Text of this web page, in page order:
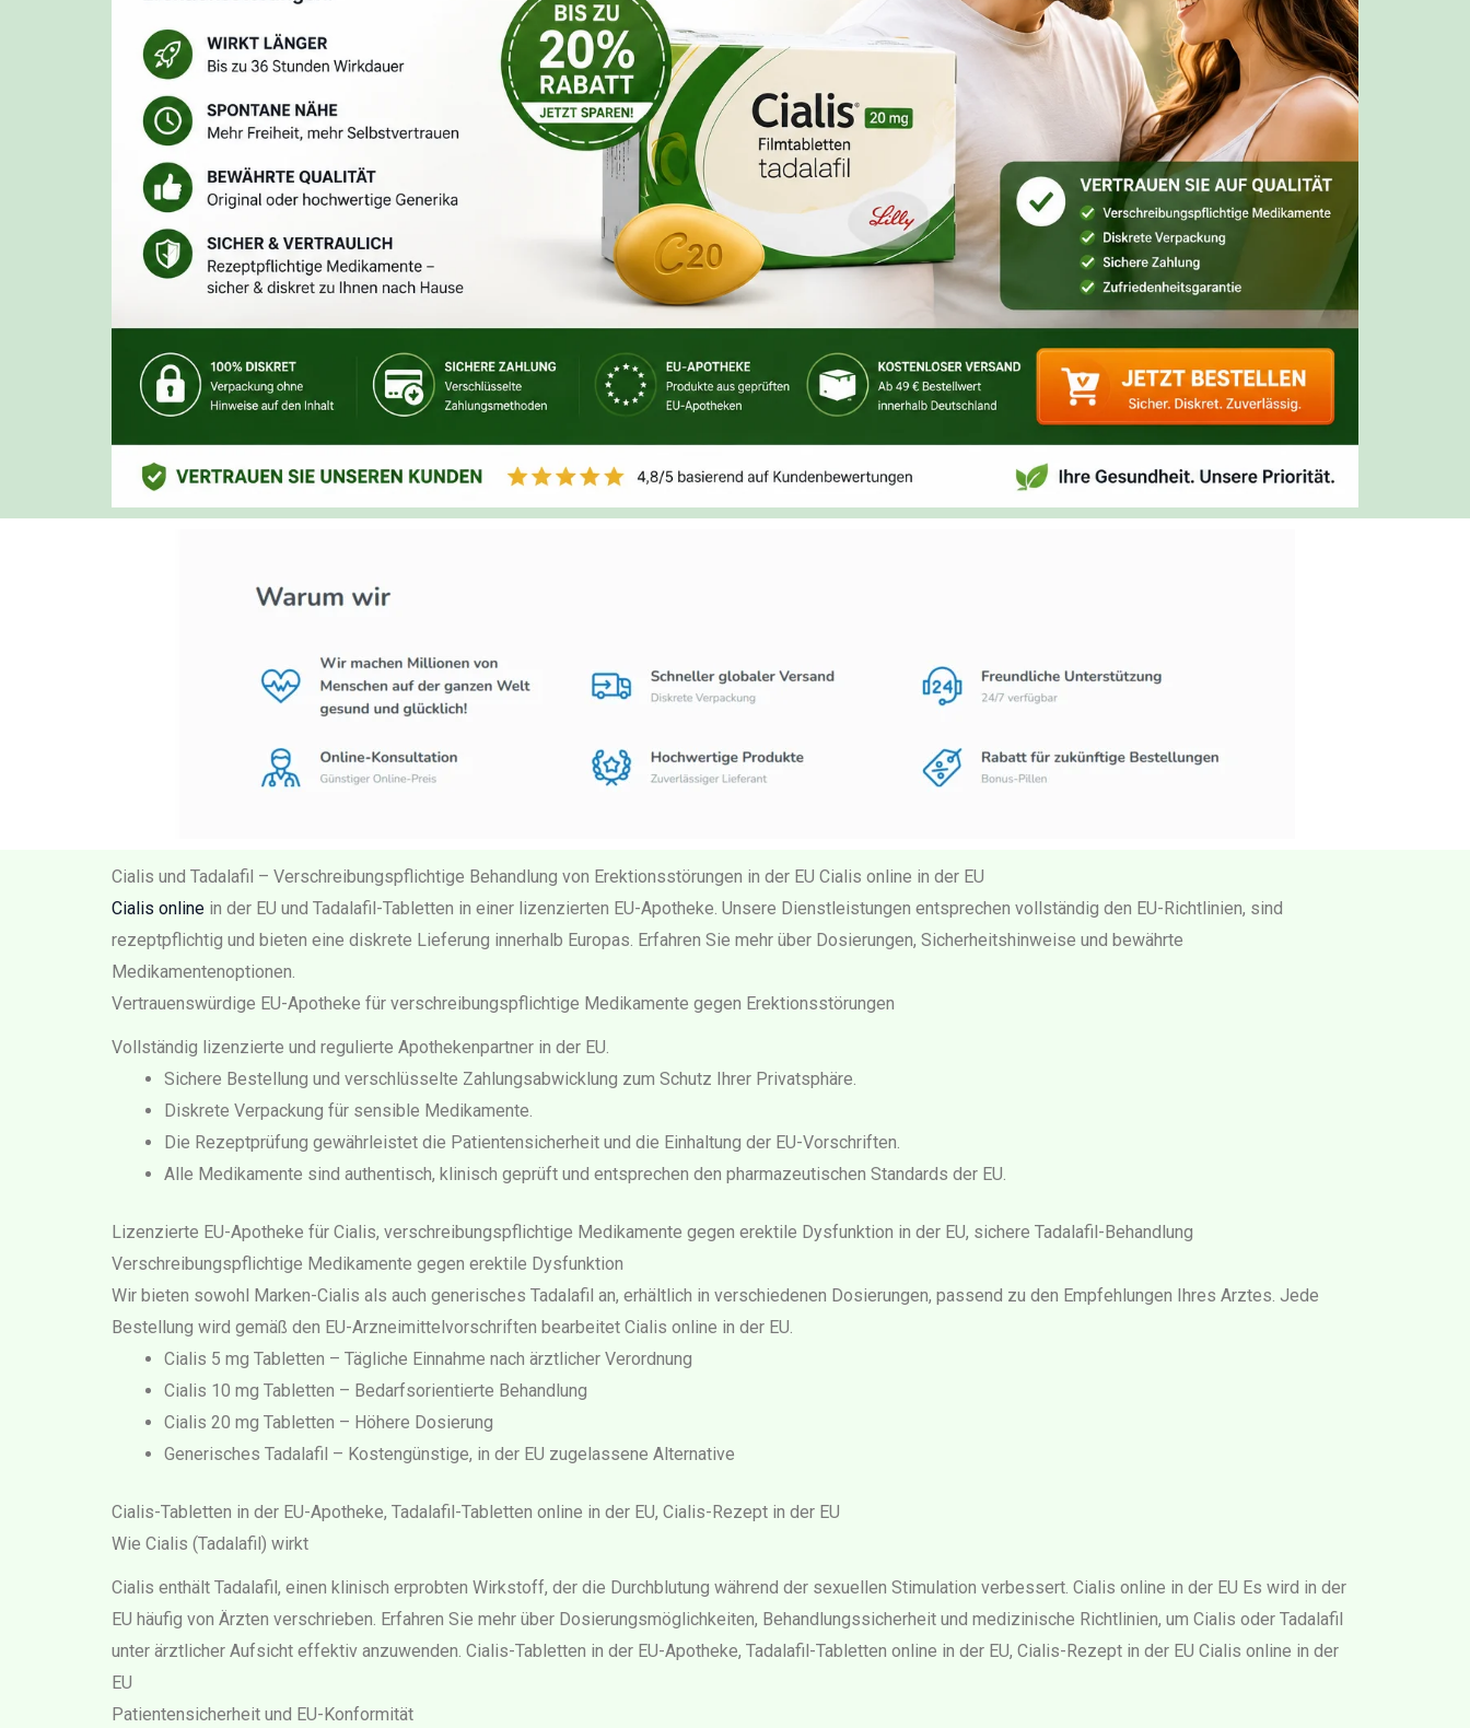
Cialis und Tadalafil – Verschreibungspflichtige Behandlung von Erektionsstörungen in der EU Cialis online in der EU
Cialis online in der EU und Tadalafil-Tabletten in einer lizenzierten EU-Apotheke. Unsere Dienstleistungen entsprechen vollständig den EU-Richtlinien, sind
rezeptpflichtig und bieten eine diskrete Lieferung innerhalb Europas. Erfahren Sie mehr über Dosierungen, Sicherheitshinweise und bewährte
Medikamentenoptionen.
Vertrauenswürdige EU-Apotheke für verschreibungspflichtige Medikamente gegen Erektionsstörungen
Vollständig lizenzierte und regulierte Apothekenpartner in der EU.
Sichere Bestellung und verschlüsselte Zahlungsabwicklung zum Schutz Ihrer Privatsphäre.
Diskrete Verpackung für sensible Medikamente.
Die Rezeptprüfung gewährleistet die Patientensicherheit und die Einhaltung der EU-Vorschriften.
Alle Medikamente sind authentisch, klinisch geprüft und entsprechen den pharmazeutischen Standards der EU.
Lizenzierte EU-Apotheke für Cialis, verschreibungspflichtige Medikamente gegen erektile Dysfunktion in der EU, sichere Tadalafil-Behandlung
Verschreibungspflichtige Medikamente gegen erektile Dysfunktion
Wir bieten sowohl Marken-Cialis als auch generisches Tadalafil an, erhältlich in verschiedenen Dosierungen, passend zu den Empfehlungen Ihres Arztes. Jede
Bestellung wird gemäß den EU-Arzneimittelvorschriften bearbeitet Cialis online in der EU.
Cialis 5 mg Tabletten – Tägliche Einnahme nach ärztlicher Verordnung
Cialis 10 mg Tabletten – Bedarfsorientierte Behandlung
Cialis 20 mg Tabletten – Höhere Dosierung
Generisches Tadalafil – Kostengünstige, in der EU zugelassene Alternative
Cialis-Tabletten in der EU-Apotheke, Tadalafil-Tabletten online in der EU, Cialis-Rezept in der EU
Wie Cialis (Tadalafil) wirkt
Cialis enthält Tadalafil, einen klinisch erprobten Wirkstoff, der die Durchblutung während der sexuellen Stimulation verbessert. Cialis online in der EU Es wird in der
EU häufig von Ärzten verschrieben. Erfahren Sie mehr über Dosierungsmöglichkeiten, Behandlungssicherheit und medizinische Richtlinien, um Cialis oder Tadalafil
unter ärztlicher Aufsicht effektiv anzuwenden. Cialis-Tabletten in der EU-Apotheke, Tadalafil-Tabletten online in der EU, Cialis-Rezept in der EU Cialis online in der
EU
Patientensicherheit und EU-Konformität